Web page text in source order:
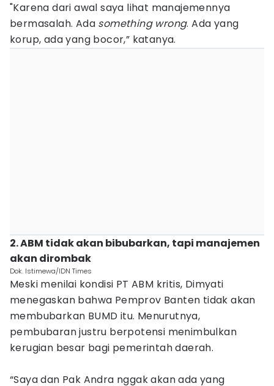
"Karena dari awal saya lihat manajemennya
bermasalah. Ada something wrong. Ada yang
korup, ada yang bocor,” katanya.
2. ABM tidak akan bibubarkan, tapi manajemen
akan dirombak
Dok. Istimewa/IDN Times
Meski menilai kondisi PT ABM kritis, Dimyati
menegaskan bahwa Pemprov Banten tidak akan
membubarkan BUMD itu. Menurutnya,
pembubaran justru berpotensi menimbulkan
kerugian besar bagi pemerintah daerah.
“Saya dan Pak Andra nggak akan ada yang